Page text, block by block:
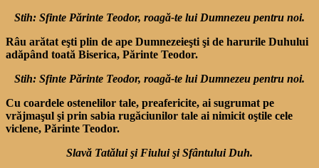
Stih: Sfinte Părinte Teodor, roagă-te lui Dumnezeu pentru noi.
Râu arătat eşti plin de ape Dumnezeieşti şi de harurile Duhului
adăpând toată Biserica, Părinte Teodor.
Stih: Sfinte Părinte Teodor, roagă-te lui Dumnezeu pentru noi.
Cu coardele ostenelilor tale, preafericite, ai sugrumat pe
vrăjmaşul şi prin sabia rugăciunilor tale ai nimicit oştile cele
viclene, Părinte Teodor.
Slavă Tatălui şi Fiului şi Sfântului Duh.